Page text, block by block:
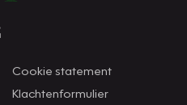
Cookie statement
Klachtenformulier